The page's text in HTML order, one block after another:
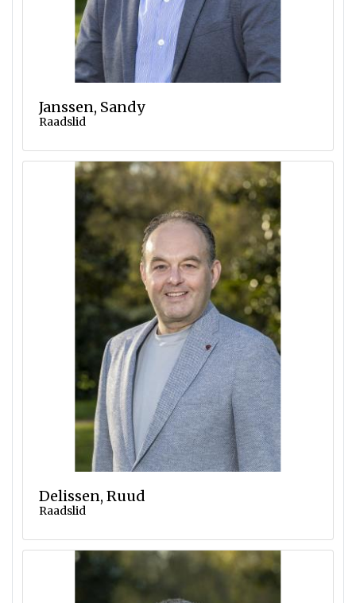
Janssen, Sandy
Raadslid
Delissen, Ruud
Raadslid